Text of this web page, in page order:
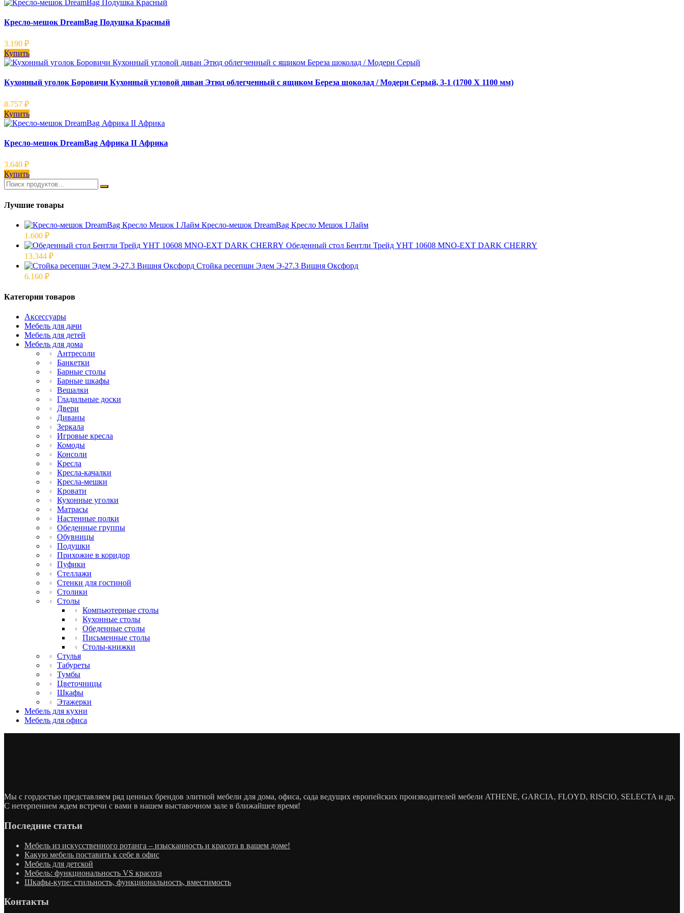
Кресло-мешок DreamBag Подушка Красный
3.190 ₽
Купить
Кухонный уголок Боровичи Кухонный угловой диван Этюд облегченный с ящиком Береза шоколад / Модерн Серый, 3-1 (1700 Х 1100 мм)
8.757 ₽
Купить
Кресло-мешок DreamBag Африка II Африка
3.640 ₽
Купить
Лучшие товары
Кресло-мешок DreamBag Кресло Мешок I Лайм
1.600 ₽
Обеденный стол Бентли Трейд YHT 10608 MNO-EXT DARK CHERRY
13.344 ₽
Стойка ресепшн Эдем Э-27.3 Вишня Оксфорд
6.160 ₽
Категории товаров
Аксессуары
Мебель для дачи
Мебель для детей
Мебель для дома
Антресоли
Банкетки
Барные столы
Барные шкафы
Вешалки
Гладильные доски
Двери
Диваны
Зеркала
Игровые кресла
Комоды
Консоли
Кресла
Кресла-качалки
Кресла-мешки
Кровати
Кухонные уголки
Матрасы
Настенные полки
Обеденные группы
Обувницы
Подушки
Прихожие в коридор
Пуфики
Стеллажи
Стенки для гостиной
Столики
Столы
Компьютерные столы
Кухонные столы
Обеденные столы
Письменные столы
Столы-книжки
Стулья
Табуреты
Тумбы
Цветочницы
Шкафы
Этажерки
Мебель для кухни
Мебель для офиса
Мы с гордостью представляем ряд ценных брендов элитной мебели для дома, офиса, сада ведущих европейских производителей мебели ATHENE, GARCIA, FLOYD, RISCIO, SELECTA и др.
С нетерпением ждем встречи с вами в нашем выставочном зале в ближайшее время!
Последние статьи
Мебель из искусственного ротанга – изысканность и красота в вашем доме!
Какую мебель поставить к себе в офис
Мебель для детской
Мебель: функциональность VS красота
Шкафы-купе: стильность, функциональность, вместимость
Контакты